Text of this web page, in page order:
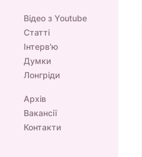
Відео з Youtube
Статті
Інтерв'ю
Думки
Лонгріди
Архів
Вакансії
Контакти